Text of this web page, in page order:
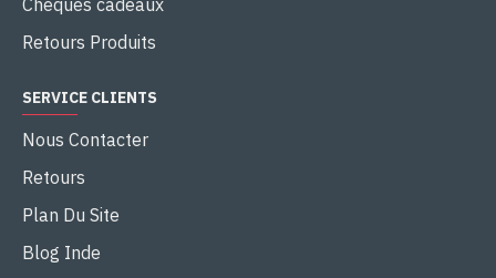
Chèques cadeaux
Retours Produits
SERVICE CLIENTS
Nous Contacter
Retours
Plan Du Site
Blog Inde